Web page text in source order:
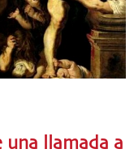
una llamada a